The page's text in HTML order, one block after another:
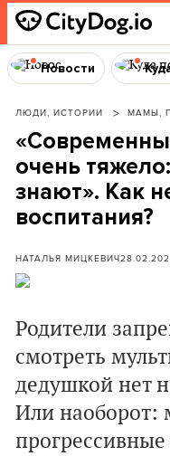
Новости
ЛЮДИ, ИСТОРИИ МАМЫ,
очень
знают». Как
воспитания?
НАТАЛЬЯ МИЦКЕВИЧ
Родители
смотреть
дедушкой нет
Или наоборот: